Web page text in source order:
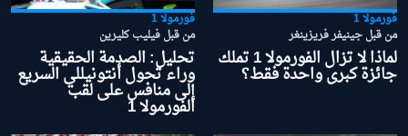
فورمولا 1
من قبل جينيفر فريزينغر
لماذا لا تزال الفورمولا 1 تملك
جائزة كبرى واحدة فقط؟
فورمولا 1
من قبل فيليب كليرين
تحليل: الصدمة الحقيقية
وراء تحول أنتونيللي السريع
إلى منافس على لقب
الفورمولا 1